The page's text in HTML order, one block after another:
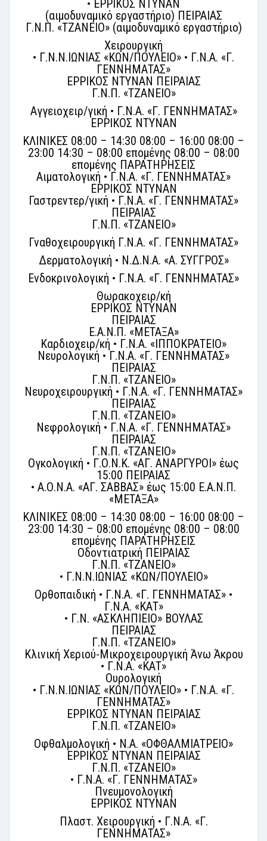
• ΕΡΡΙΚΟΣ ΝΤΥΝΑΝ
(αιμοδυναμικό εργαστήριο) ΠΕΙΡΑΙΑΣ
Γ.Ν.Π. «ΤΖΑΝΕΙΟ» (αιμοδυναμικό εργαστήριο)
Χειρουργική
• Γ.Ν.Ν.ΙΩΝΙΑΣ «ΚΩΝ/ΠΟΥΛΕΙΟ» • Γ.Ν.Α. «Γ.
ΓΕΝΝΗΜΑΤΑΣ»
ΕΡΡΙΚΟΣ ΝΤΥΝΑΝ ΠΕΙΡΑΙΑΣ
Γ.Ν.Π. «ΤΖΑΝΕΙΟ»
Αγγειοχειρ/γική • Γ.Ν.Α. «Γ. ΓΕΝΝΗΜΑΤΑΣ»
ΕΡΡΙΚΟΣ ΝΤΥΝΑΝ
ΚΛΙΝΙΚΕΣ 08:00 – 14:30 08:00 – 16:00 08:00 –
23:00 14:30 – 08:00 επομένης 08:00 – 08:00
επομένης ΠΑΡΑΤΗΡΗΣΕΙΣ
Αιματολογική • Γ.Ν.Α. «Γ. ΓΕΝΝΗΜΑΤΑΣ»
ΕΡΡΙΚΟΣ ΝΤΥΝΑΝ
Γαστρεντερ/γική • Γ.Ν.Α. «Γ. ΓΕΝΝΗΜΑΤΑΣ»
ΠΕΙΡΑΙΑΣ
Γ.Ν.Π. «ΤΖΑΝΕΙΟ»
Γναθοχειρουργική Γ.Ν.Α. «Γ. ΓΕΝΝΗΜΑΤΑΣ»
Δερματολογική • Ν.Δ.Ν.Α. «Α. ΣΥΓΓΡΟΣ»
Ενδοκρινολογική • Γ.Ν.Α. «Γ. ΓΕΝΝΗΜΑΤΑΣ»
Θωρακοχειρ/κή
ΕΡΡΙΚΟΣ ΝΤΥΝΑΝ
ΠΕΙΡΑΙΑΣ
Ε.Α.Ν.Π. «ΜΕΤΑΞΑ»
Καρδιοχειρ/κή • Γ.Ν.Α. «ΙΠΠΟΚΡΑΤΕΙΟ»
Νευρολογική • Γ.Ν.Α. «Γ. ΓΕΝΝΗΜΑΤΑΣ»
ΠΕΙΡΑΙΑΣ
Γ.Ν.Π. «ΤΖΑΝΕΙΟ»
Νευροχειρουργική • Γ.Ν.Α. «Γ. ΓΕΝΝΗΜΑΤΑΣ»
ΠΕΙΡΑΙΑΣ
Γ.Ν.Π. «ΤΖΑΝΕΙΟ»
Νεφρολογική • Γ.Ν.Α. «Γ. ΓΕΝΝΗΜΑΤΑΣ»
ΠΕΙΡΑΙΑΣ
Γ.Ν.Π. «ΤΖΑΝΕΙΟ»
Ογκολογική • Γ.Ο.Ν.Κ. «ΑΓ. ΑΝΑΡΓΥΡΟΙ» έως
15:00 ΠΕΙΡΑΙΑΣ
• Α.Ο.Ν.Α. «ΑΓ. ΣΑΒΒΑΣ» έως 15:00 Ε.Α.Ν.Π.
«ΜΕΤΑΞΑ»
ΚΛΙΝΙΚΕΣ 08:00 – 14:30 08:00 – 16:00 08:00 –
23:00 14:30 – 08:00 επομένης 08:00 – 08:00
επομένης ΠΑΡΑΤΗΡΗΣΕΙΣ
Οδοντιατρική ΠΕΙΡΑΙΑΣ
Γ.Ν.Π. «ΤΖΑΝΕΙΟ»
• Γ.Ν.Ν.ΙΩΝΙΑΣ «ΚΩΝ/ΠΟΥΛΕΙΟ»
Ορθοπαιδική • Γ.Ν.Α. «Γ. ΓΕΝΝΗΜΑΤΑΣ» •
Γ.Ν.Α. «ΚΑΤ»
• Γ.Ν. «ΑΣΚΛΗΠΙΕΙΟ» ΒΟΥΛΑΣ
ΠΕΙΡΑΙΑΣ
Γ.Ν.Π. «ΤΖΑΝΕΙΟ»
Κλινική Χεριού-Μικροχειρουργική Άνω Άκρου
• Γ.Ν.Α. «ΚΑΤ»
Ουρολογική
• Γ.Ν.Ν.ΙΩΝΙΑΣ «ΚΩΝ/ΠΟΥΛΕΙΟ» • Γ.Ν.Α. «Γ.
ΓΕΝΝΗΜΑΤΑΣ»
ΕΡΡΙΚΟΣ ΝΤΥΝΑΝ ΠΕΙΡΑΙΑΣ
Γ.Ν.Π. «ΤΖΑΝΕΙΟ»
Οφθαλμολογική • Ν.Α. «ΟΦΘΑΛΜΙΑΤΡΕΙΟ»
ΕΡΡΙΚΟΣ ΝΤΥΝΑΝ ΠΕΙΡΑΙΑΣ
Γ.Ν.Π. «ΤΖΑΝΕΙΟ»
• Γ.Ν.Α. «Γ. ΓΕΝΝΗΜΑΤΑΣ»
Πνευμονολογική
ΕΡΡΙΚΟΣ ΝΤΥΝΑΝ
Πλαστ. Χειρουργική • Γ.Ν.Α. «Γ.
ΓΕΝΝΗΜΑΤΑΣ»